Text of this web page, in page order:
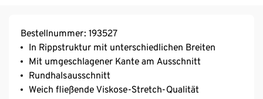
Bestellnummer: 193527
In Rippstruktur mit unterschiedlichen Breiten
Mit umgeschlagener Kante am Ausschnitt
Rundhalsausschnitt
Weich fließende Viskose-Stretch-Qualität